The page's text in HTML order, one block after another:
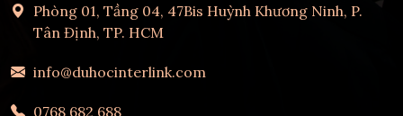
Phòng 01, Tầng 04, 47Bis Huỳnh Khương Ninh, P.
Tân Định, TP. HCM
info@duhocinterlink.com
0768 682 688